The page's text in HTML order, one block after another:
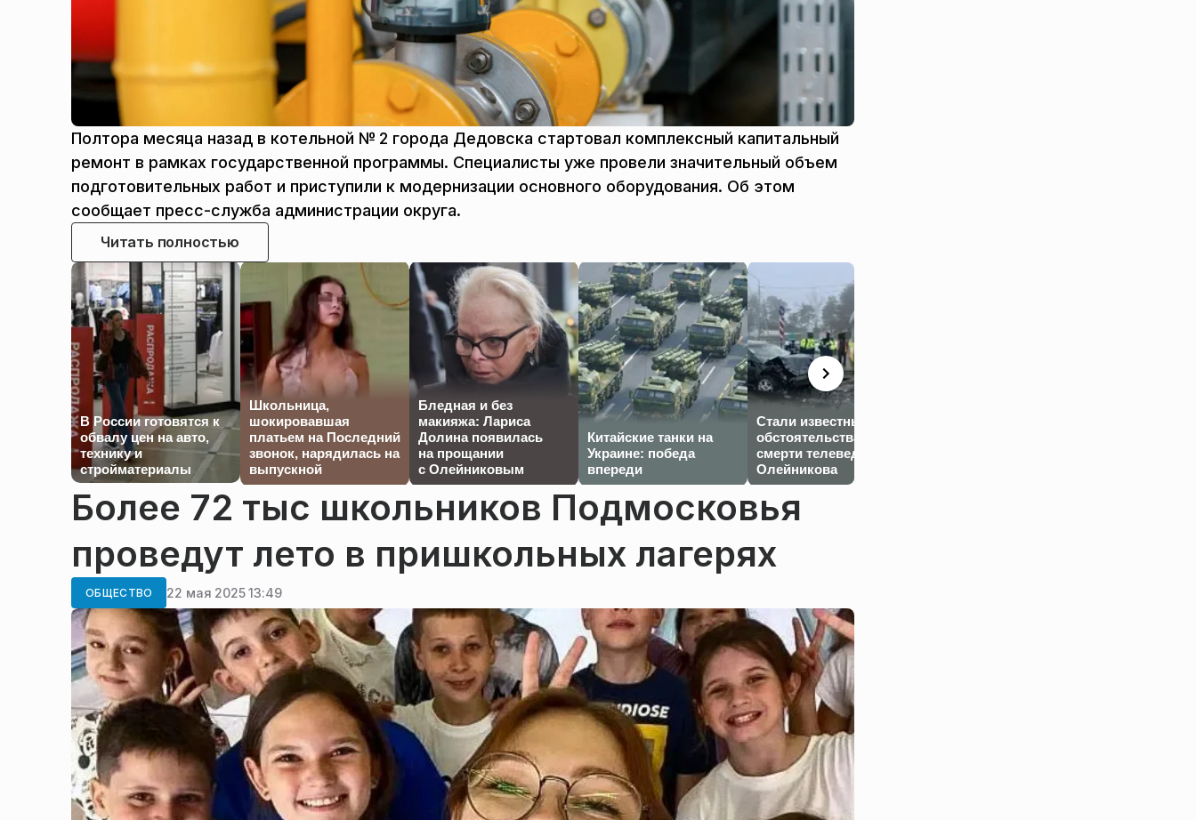
Полтора месяца назад в котельной № 2 города Дедовска стартовал комплексный капитальный
ремонт в рамках государственной программы. Специалисты уже провели значительный объем
подготовительных работ и приступили к модернизации основного оборудования. Об этом
сообщает пресс-служба администрации округа.
Читать полностью
В России готовятся к
обвалу цен на авто,
технику и
стройматериалы
Школьница,
шокировавшая
платьем на Последний
звонок, нарядилась на
выпускной
Бледная и без
макияжа: Лариса
Долина появилась
на прощании
с Олейниковым
Китайские танки на
Украине: победа
впереди
Стали известны
обстоятельства
смерти телеведущего
Олейникова
Более 72 тыс школьников Подмосковья
проведут лето в пришкольных лагерях
ОБЩЕСТВО 22 мая 2025 13:49